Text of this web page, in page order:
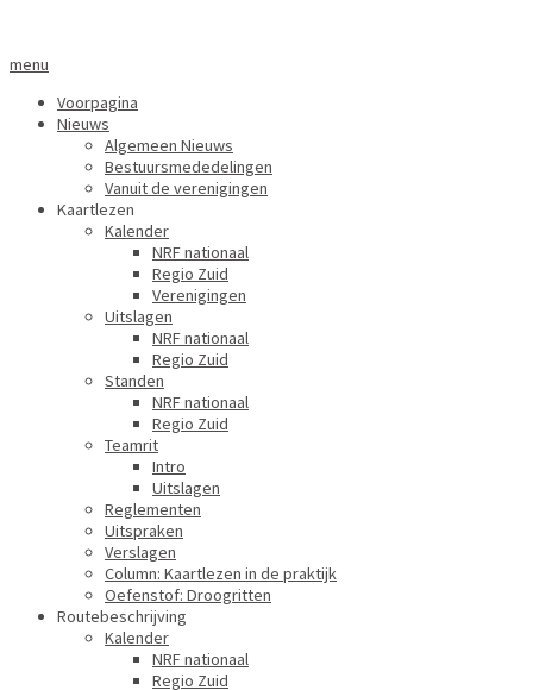
menu
Voorpagina
Nieuws
Algemeen Nieuws
Bestuursmededelingen
Vanuit de verenigingen
Kaartlezen
Kalender
NRF nationaal
Regio Zuid
Verenigingen
Uitslagen
NRF nationaal
Regio Zuid
Standen
NRF nationaal
Regio Zuid
Teamrit
Intro
Uitslagen
Reglementen
Uitspraken
Verslagen
Column: Kaartlezen in de praktijk
Oefenstof: Droogritten
Routebeschrijving
Kalender
NRF nationaal
Regio Zuid